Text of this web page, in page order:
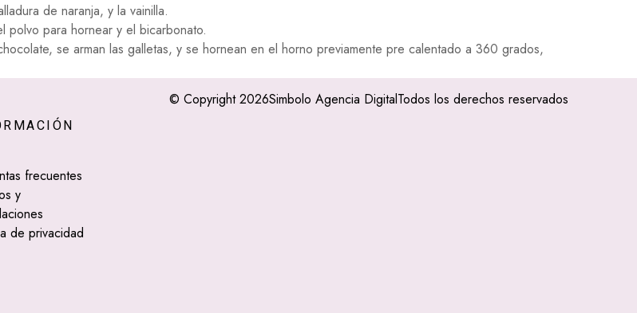
de naranja, y la vainilla.
polvo para hornear y el bicarbonato.
se arman las galletas, y se hornean en el horno previamente pre calentado a 360 grados,
frecuentes
y
de privacidad
© Copyright 2026Simbolo Agencia DigitalTodos los derechos reservados